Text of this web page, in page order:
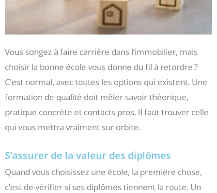
Vous songez à faire carrière dans l’immobilier, mais
choisir la bonne école vous donne du fil à retordre ?
C’est normal, avec toutes les options qui existent. Une
formation de qualité doit mêler savoir théorique,
pratique concrète et contacts pros. Il faut trouver celle
qui vous mettra vraiment sur orbite.
S’assurer de la valeur des diplômes
Quand vous choisissez une école, la première chose,
c’est de vérifier si ses diplômes tiennent la route. Un